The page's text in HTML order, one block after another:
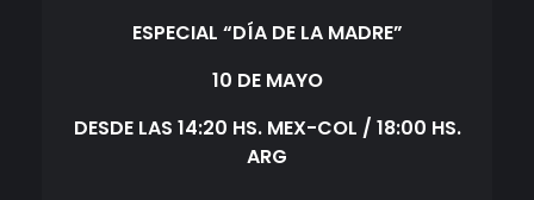
ESPECIAL “DÍA DE LA MADRE”
10 DE MAYO
DESDE LAS 14:20 HS. MEX-COL / 18:00 HS.
ARG